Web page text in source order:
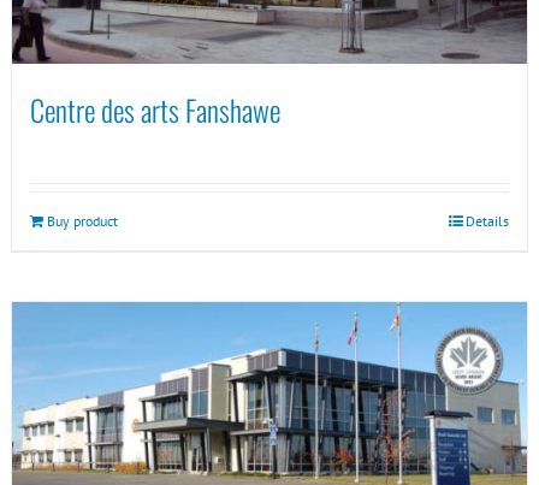
Centre des arts Fanshawe
Buy product Details